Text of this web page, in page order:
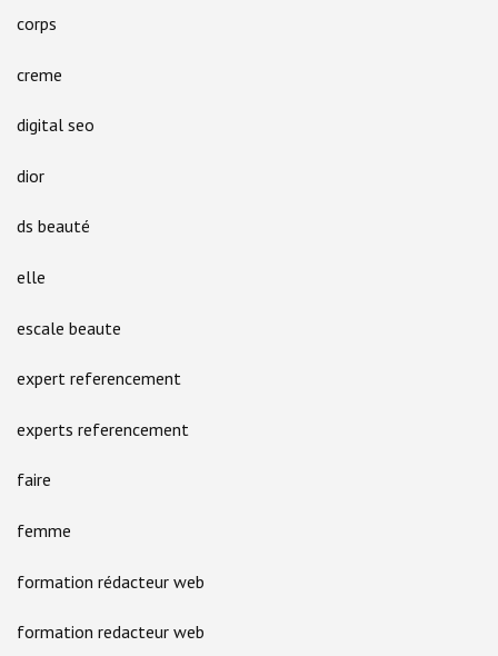
corps
creme
digital seo
dior
ds beauté
elle
escale beaute
expert referencement
experts referencement
faire
femme
formation rédacteur web
formation redacteur web